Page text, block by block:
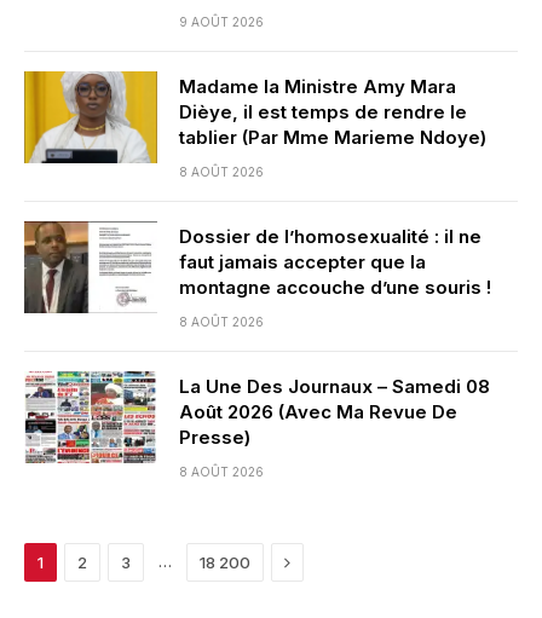
9 AOÛT 2026
Madame la Ministre Amy Mara
Dièye, il est temps de rendre le
tablier (Par Mme Marieme Ndoye)
8 AOÛT 2026
Dossier de l’homosexualité : il ne
faut jamais accepter que la
montagne accouche d’une souris !
8 AOÛT 2026
La Une Des Journaux – Samedi 08
Août 2026 (Avec Ma Revue De
Presse)
8 AOÛT 2026
1 2 3 … 18 200 Next